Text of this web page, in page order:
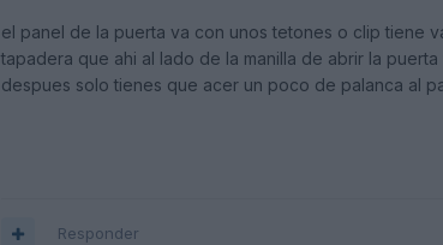
el panel de la puerta va con unos tetones o clip tiene
tapadera que ahi al lado de la manilla de abrir la
despues solo tienes que acer un poco de palanca al
Responder